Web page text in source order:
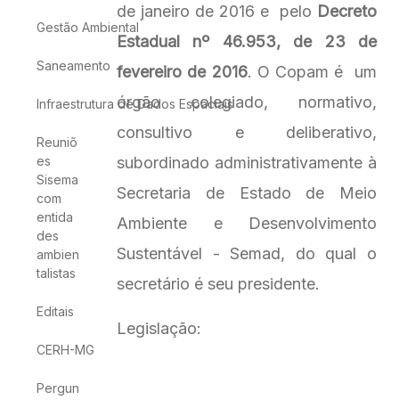
Gestão Ambiental
Saneamento
Infraestrutura de Dados Espaciais
Reuniõ
es
Sisema
com
entida
des
ambien
talistas
Editais
CERH-MG
Pergun
de janeiro de 2016 e pelo Decreto
Estadual nº 46.953, de 23 de
fevereiro de 2016. O Copam é um
órgão colegiado, normativo,
consultivo e deliberativo,
subordinado administrativamente à
Secretaria de Estado de Meio
Ambiente e Desenvolvimento
Sustentável - Semad, do qual o
secretário é seu presidente.
Legislação: